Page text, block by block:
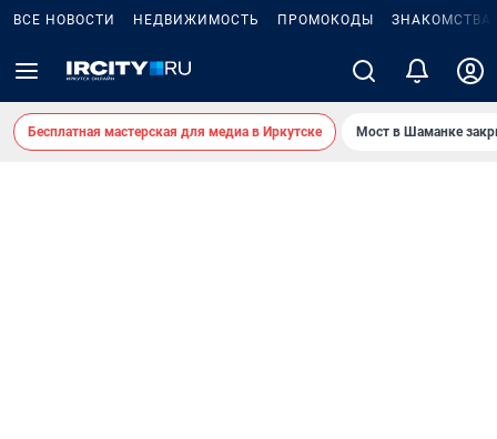
ВСЕ НОВОСТИ НЕДВИЖИМОСТЬ ПРОМОКОДЫ ЗНАКОМСТВА
Бесплатная мастерская для медиа в Иркутске Мост в Шаманке